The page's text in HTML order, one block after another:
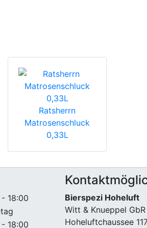
Ratsherrn
Matrosenschluck
0,33L
18:00
18:00
Bierspezi Hoheluft
Witt & Knueppel GbR
Hoheluftchaussee